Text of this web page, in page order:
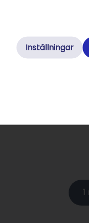
Inställningar
ger konkreta
du ligger till. Tack
kan agera snabbt.